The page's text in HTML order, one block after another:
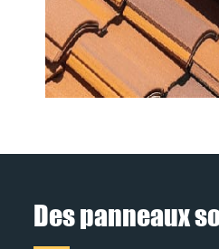
Des panneaux